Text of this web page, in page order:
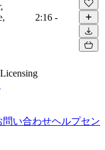
2:16 -
問い合わせヘルプセン